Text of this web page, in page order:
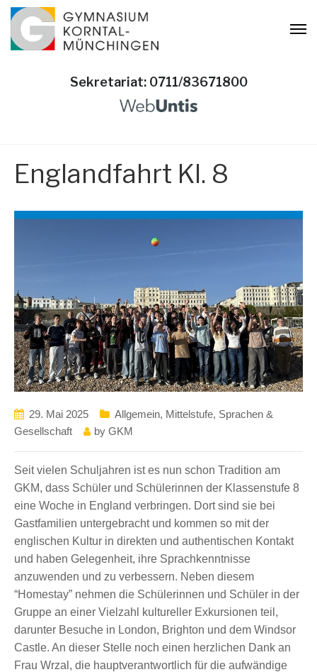
Sekretariat: 0711/83671800
Englandfahrt Kl. 8
29. Mai 2025 Allgemein, Mittelstufe, Sprachen &
Gesellschaft
by GKM
Seit vielen Schuljahren ist es nun schon Tradition am
GKM, dass Schüler und Schülerinnen der Klassenstufe 8
eine Woche in England verbringen. Dort sind sie bei
Gastfamilien untergebracht und kommen so mit der
englischen Kultur in direkten und authentischen Kontakt
und haben Gelegenheit, ihre Sprachkenntnisse
anzuwenden und zu verbessern. Neben diesem
“Homestay” nehmen die Schülerinnen und Schüler in der
Gruppe an einer Vielzahl kultureller Exkursionen teil,
darunter Besuche in London, Brighton und dem Windsor
Castle. An dieser Stelle noch einen herzlichen Dank an
Frau Wrzal, die hauptverantwortlich für die aufwändige